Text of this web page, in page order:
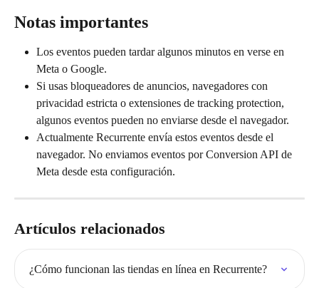
Notas importantes
Los eventos pueden tardar algunos minutos en verse en
Meta o Google.
Si usas bloqueadores de anuncios, navegadores con
privacidad estricta o extensiones de tracking protection,
algunos eventos pueden no enviarse desde el navegador.
Actualmente Recurrente envía estos eventos desde el
navegador. No enviamos eventos por Conversion API de
Meta desde esta configuración.
Artículos relacionados
¿Cómo funcionan las tiendas en línea en Recurrente?